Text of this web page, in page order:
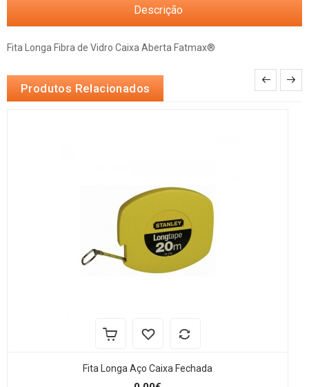
Descrição
Fita Longa Fibra de Vidro Caixa Aberta Fatmax®
Produtos Relacionados
Fita Longa Aço Caixa Fechada